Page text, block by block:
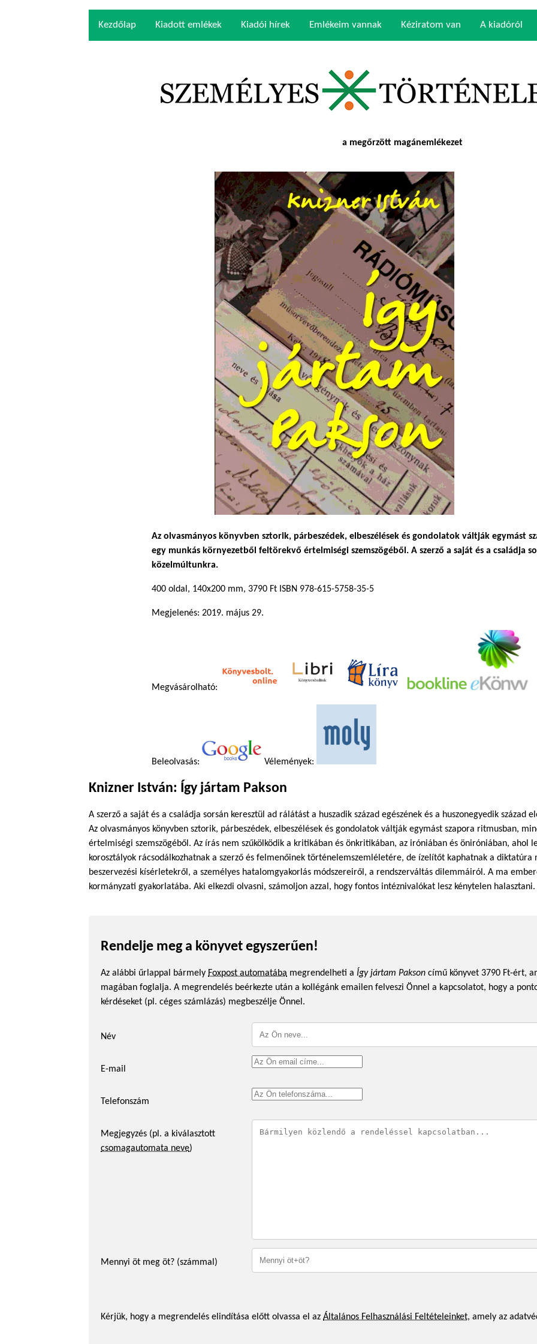
Kezdőlap Kiadott emlékek Kiadói hírek Emlékeim vannak Kéziratom van A kiadóról
a megőrzött magánemlékezet
Az olvasmányos könyvben sztorik, párbeszédek, elbeszélések és gondolatok váltják egymást
egy munkás környezetből feltörekvő értelmiségi szemszögéből. A szerző a saját és a családja
közelmúltunkra.
400 oldal, 140x200 mm, 3790 Ft ISBN 978-615-5758-35-5
Megjelenés: 2019. május 29.
Megvásárolható:
Beleolvasás: Vélemények:
Knizner István: Így jártam Pakson
A szerző a saját és a családja sorsán keresztül ad rálátást a huszadik század egészének és a huszonegyedik
Az olvasmányos könyvben sztorik, párbeszédek, elbeszélések és gondolatok váltják egymást szapora ritmusban,
értelmiségi szemszögéből. Az írás nem szűkölködik a kritikában és önkritikában, az iróniában és öniróniában, ahol
korosztályok rácsodálkozhatnak a szerző és felmenőinek történelemszemléletére, de ízelítőt kaphatnak a
beszervezési kísérletekről, a személyes hatalomgyakorlás módszereiről, a rendszerváltás dilemmáiról. A ma
kormányzati gyakorlatába. Aki elkezdi olvasni, számoljon azzal, hogy fontos intéznivalókat lesz kénytelen halasztani.
Rendelje meg a könyvet egyszerűen!
Az alábbi űrlappal bármely Foxpost automatába megrendelheti a Így jártam Pakson című könyvet 3790 Ft-ért,
magában foglalja. A megrendelés beérkezte után a kollégánk emailen felveszi Önnel a kapcsolatot, hogy a
kérdéseket (pl. céges számlázás) megbeszélje Önnel.
Név
E-mail
Telefonszám
Megjegyzés (pl. a kiválasztott
csomagautomata neve)
Mennyi öt meg öt? (számmal)
Kérjük, hogy a megrendelés elindítása előtt olvassa el az Általános Felhasználási Feltételeinket, amely az